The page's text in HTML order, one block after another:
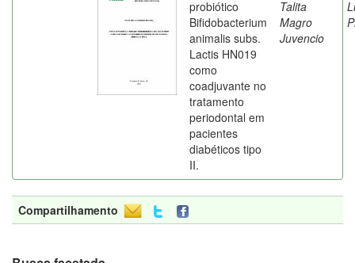
probiótico
Bifidobacterium
animalis subs.
Lactis HN019
como
coadjuvante no
tratamento
periodontal em
pacientes
diabéticos tipo
II.
Talita
Magro
Juvencio
Compartilhamento